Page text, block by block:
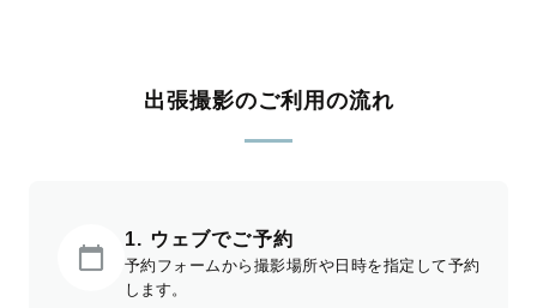
出張撮影のご利用の流れ
1. ウェブでご予約
予約フォームから撮影場所や日時を指定して予約
します。